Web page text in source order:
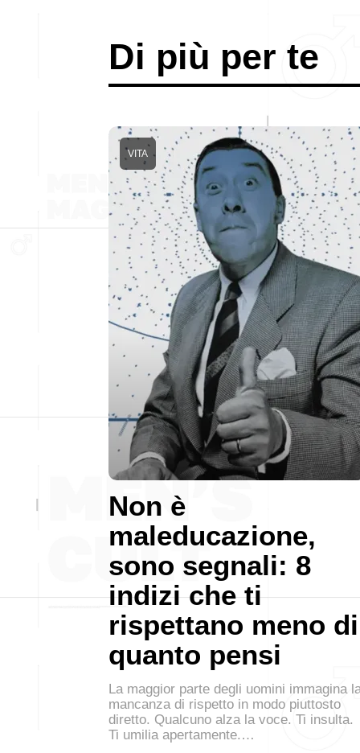
Di più per te
Non è
maleducazione,
sono segnali: 8
indizi che ti
rispettano meno di
quanto pensi
VITA
La maggior parte degli uomini immagina
mancanza di rispetto in modo piuttosto
diretto. Qualcuno alza la voce. Ti insulta.
Ti umilia apertamente.…